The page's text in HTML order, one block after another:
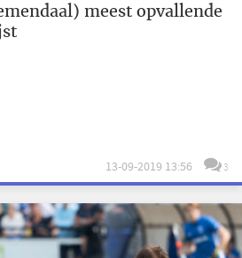
meest opvallende
13-09-2019 13:56 3